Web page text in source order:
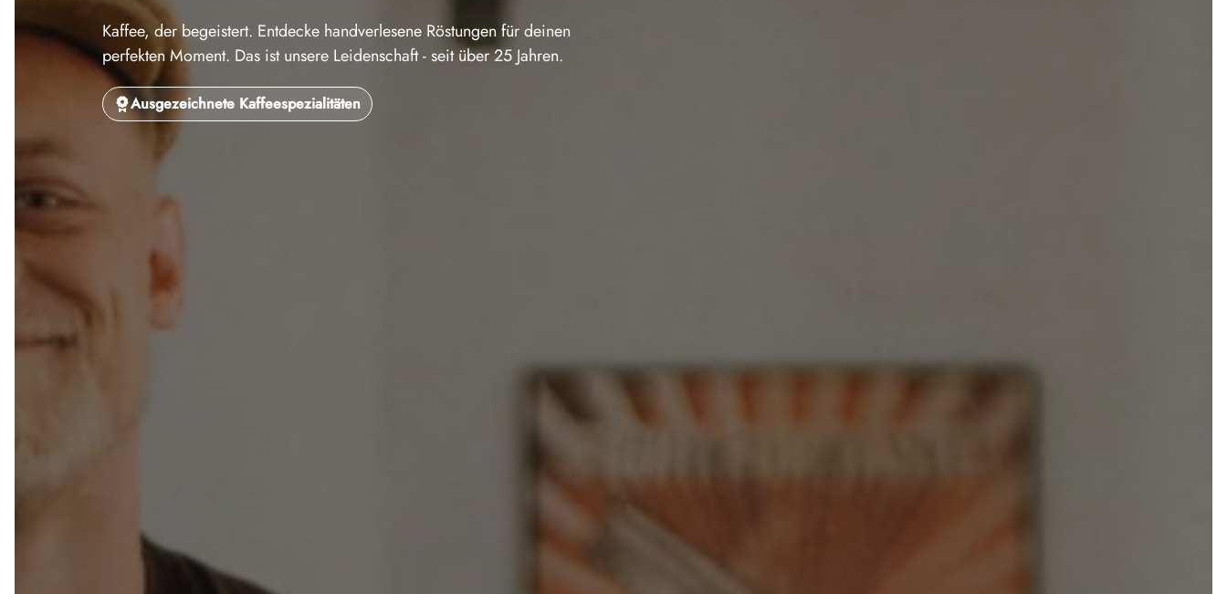
Kaffee, der begeistert. Entdecke handverlesene Röstungen für deinen
perfekten Moment. Das ist unsere Leidenschaft - seit über 25 Jahren.
Ausgezeichnete Kaffeespezialitäten